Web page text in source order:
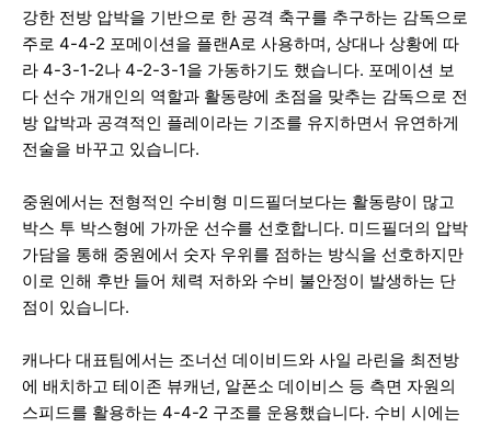
강한 전방 압박을 기반으로 한 공격 축구를 추구하는 감독으로
주로 4-4-2 포메이션을 플랜A로 사용하며, 상대나 상황에 따
라 4-3-1-2나 4-2-3-1을 가동하기도 했습니다. 포메이션 보
다 선수 개개인의 역할과 활동량에 초점을 맞추는 감독으로 전
방 압박과 공격적인 플레이라는 기조를 유지하면서 유연하게
전술을 바꾸고 있습니다.
중원에서는 전형적인 수비형 미드필더보다는 활동량이 많고
박스 투 박스형에 가까운 선수를 선호합니다. 미드필더의 압박
가담을 통해 중원에서 숫자 우위를 점하는 방식을 선호하지만
이로 인해 후반 들어 체력 저하와 수비 불안정이 발생하는 단
점이 있습니다.
캐나다 대표팀에서는 조너선 데이비드와 사일 라린을 최전방
에 배치하고 테이존 뷰캐넌, 알폰소 데이비스 등 측면 자원의
스피드를 활용하는 4-4-2 구조를 운용했습니다. 수비 시에는